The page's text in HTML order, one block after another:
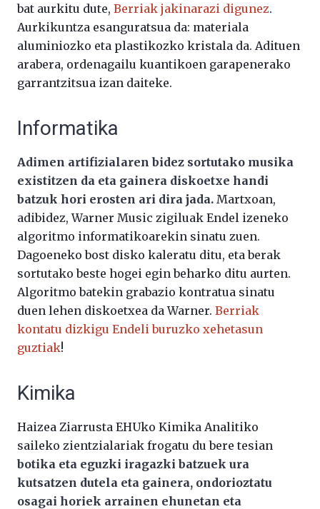
bat aurkitu dute, Berriak jakinarazi digunez.
Aurkikuntza esanguratsua da: materiala
aluminiozko eta plastikozko kristala da. Adituen
arabera, ordenagailu kuantikoen garapenerako
garrantzitsua izan daiteke.
Informatika
Adimen artifizialaren bidez sortutako musika
existitzen da eta gainera diskoetxe handi
batzuk hori erosten ari dira jada. Martxoan,
adibidez, Warner Music zigiluak Endel izeneko
algoritmo informatikoarekin sinatu zuen.
Dagoeneko bost disko kaleratu ditu, eta berak
sortutako beste hogei egin beharko ditu aurten.
Algoritmo batekin grabazio kontratua sinatu
duen lehen diskoetxea da Warner. Berriak
kontatu dizkigu Endeli buruzko xehetasun
guztiak!
Kimika
Haizea Ziarrusta EHUko Kimika Analitiko
saileko zientzialariak frogatu du bere tesian
botika eta eguzki iragazki batzuek ura
kutsatzen dutela eta gainera, ondorioztatu
osagai horiek arrainen ehunetan eta